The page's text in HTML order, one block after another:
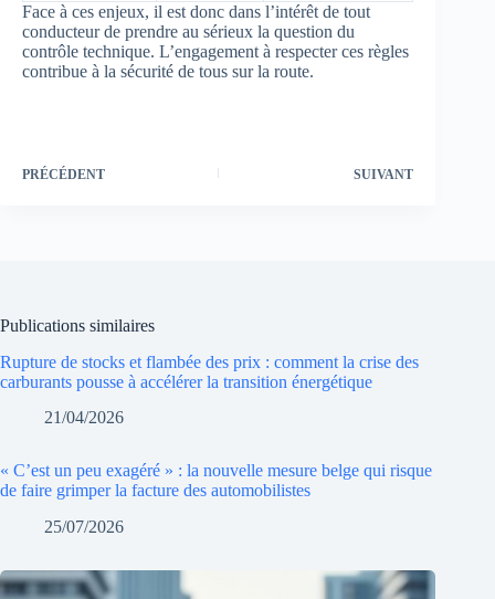
Face à ces enjeux, il est donc dans l’intérêt de tout
conducteur de prendre au sérieux la question du
contrôle technique. L’engagement à respecter ces règles
contribue à la sécurité de tous sur la route.
PRÉCÉDENT SUIVANT
Publications similaires
Rupture de stocks et flambée des prix : comment la crise des
carburants pousse à accélérer la transition énergétique
21/04/2026
« C’est un peu exagéré » : la nouvelle mesure belge qui risque
de faire grimper la facture des automobilistes
25/07/2026